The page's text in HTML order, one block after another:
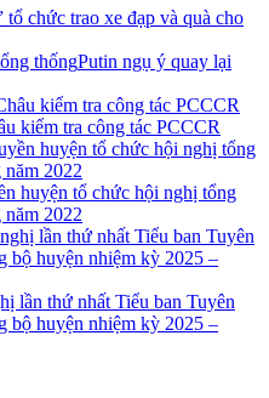
chức trao xe đạp và quà cho
Putin ngụ ý quay lại
kiểm tra công tác PCCCR
huyện tổ chức hội nghị tổng
2022
lần thứ nhất Tiểu ban Tuyên
bộ huyện nhiệm kỳ 2025 –